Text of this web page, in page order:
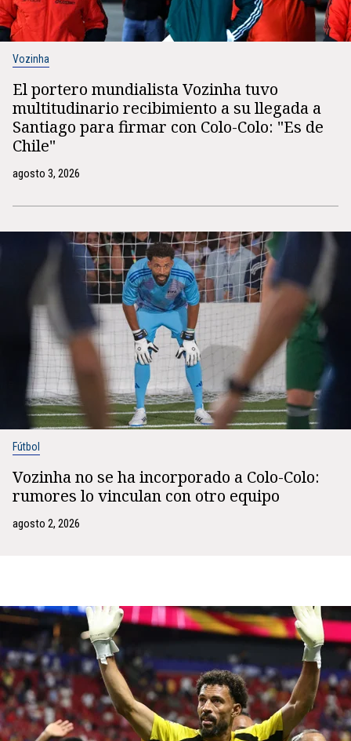
Vozinha
El portero mundialista Vozinha tuvo
multitudinario recibimiento a su llegada a
Santiago para firmar con Colo-Colo: "Es de
Chile"
agosto 3, 2026
Fútbol
Vozinha no se ha incorporado a Colo-Colo:
rumores lo vinculan con otro equipo
agosto 2, 2026